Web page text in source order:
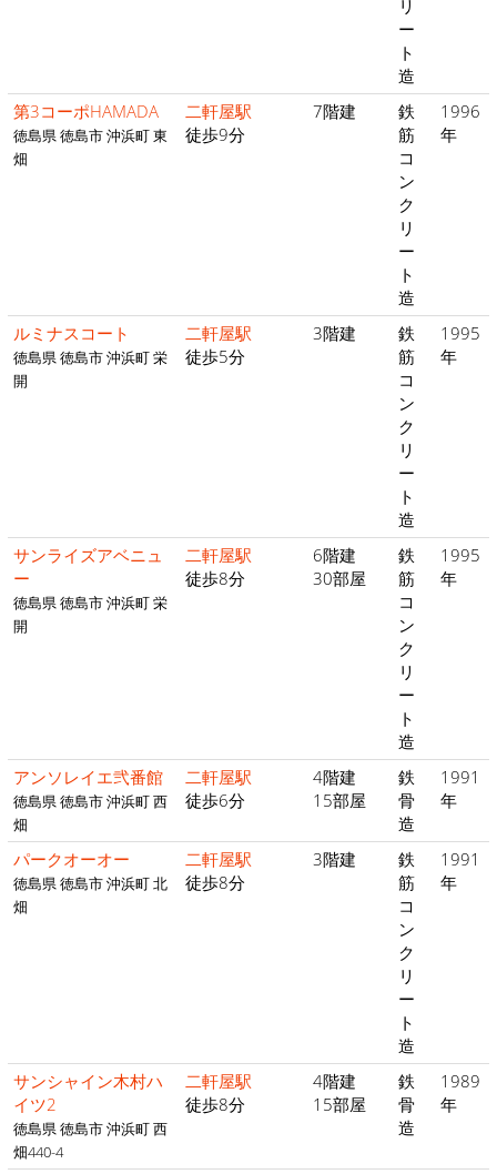
リ
ー
ト
造
第3コーポHAMADA
徳島県 徳島市 沖浜町 東
畑
二軒屋駅
徒歩9分
7階建
鉄
筋
コ
ン
ク
リ
ー
ト
造
1996
年
ルミナスコート
徳島県 徳島市 沖浜町 栄
開
二軒屋駅
徒歩5分
3階建
鉄
筋
コ
ン
ク
リ
ー
ト
造
1995
年
サンライズアベニュ
ー
徳島県 徳島市 沖浜町 栄
開
二軒屋駅
徒歩8分
6階建
30部屋
鉄
筋
コ
ン
ク
リ
ー
ト
造
1995
年
アンソレイエ弐番館
徳島県 徳島市 沖浜町 西
畑
二軒屋駅
徒歩6分
4階建
15部屋
鉄
骨
造
1991
年
パークオーオー
徳島県 徳島市 沖浜町 北
畑
二軒屋駅
徒歩8分
3階建
鉄
筋
コ
ン
ク
リ
ー
ト
造
1991
年
サンシャイン木村ハ
イツ2
徳島県 徳島市 沖浜町 西
畑440-4
二軒屋駅
徒歩8分
4階建
15部屋
鉄
骨
造
1989
年